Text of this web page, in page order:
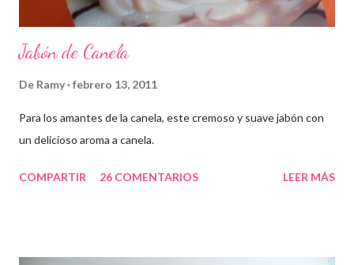
Jabón de Canela
De Ramy febrero 13, 2011
Para los amantes de la canela, este cremoso y suave jabón con
un delicioso aroma a canela.
COMPARTIR 26 COMENTARIOS LEER MÁS